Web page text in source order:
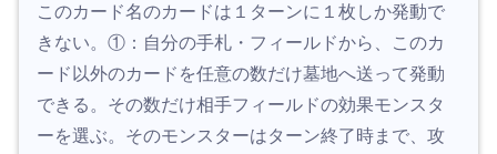
このカード名のカードは１ターンに１枚しか発動で
きない。①：自分の手札・フィールドから、このカ
ード以外のカードを任意の数だけ墓地へ送って発動
できる。その数だけ相手フィールドの効果モンスタ
ーを選ぶ。そのモンスターはターン終了時まで、攻